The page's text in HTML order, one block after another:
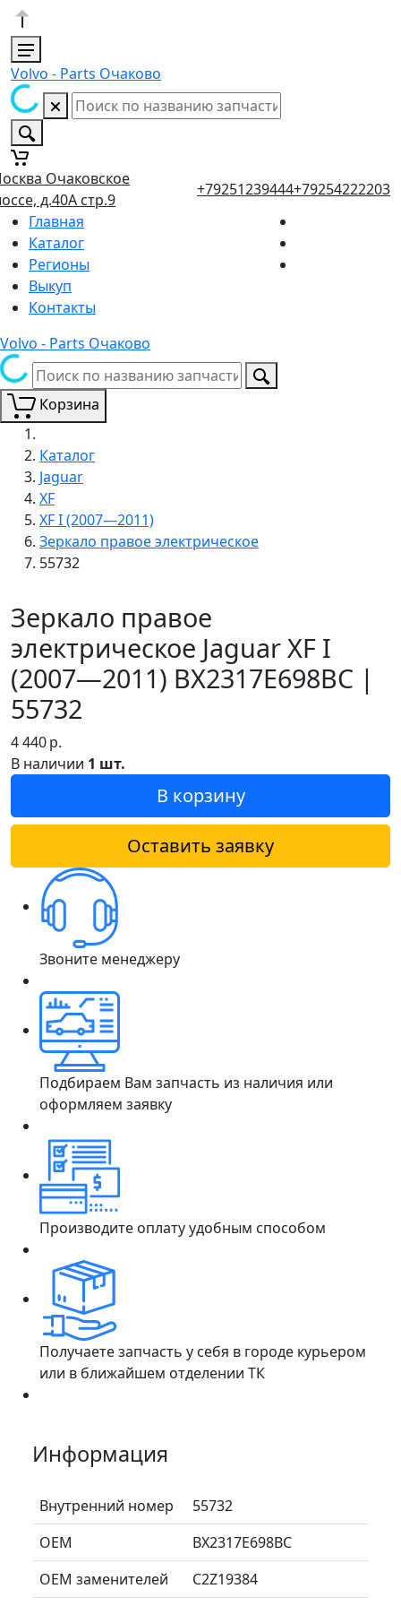
Volvo - Parts Очаково
Очаковское
д.40А стр.9
+79251239444+79254222203
Главная
Каталог
Регионы
Выкуп
Контакты
Volvo - Parts Очаково
Корзина
Каталог
Jaguar
XF
XF I (2007—2011)
Зеркало правое электрическое
55732
Зеркало правое
электрическое Jaguar XF I
(2007—2011) BX2317E698BC |
55732
4 440р.
В наличии 1 шт.
В корзину
Оставить заявку
Звоните менеджеру
Подбираем Вам запчасть из наличия или
оформляем заявку
Производите оплату удобным способом
Получаете запчасть у себя в городе курьером
или в ближайшем отделении ТК
Информация
Внутренний номер
55732
ОЕМ
BX2317E698BC
ОЕМ заменителей
C2Z19384